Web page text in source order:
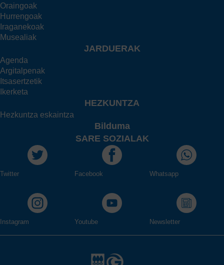
Oraingoak
Hurrengoak
Iraganekoak
Musealiak
JARDUERAK
Agenda
Argitalpenak
Itsasertzetik
Ikerketa
HEZKUNTZA
Hezkuntza eskaintza
Bilduma
SARE SOZIALAK
Twitter Facebook Whatsapp
Instagram Youtube Newsletter